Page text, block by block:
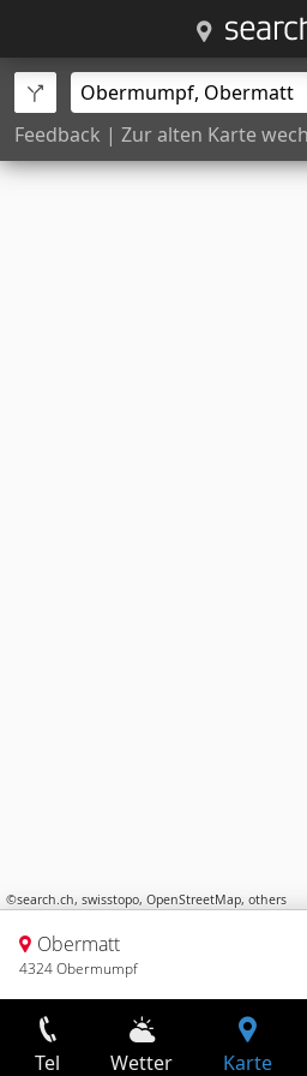
Feedback | Zur alten Karte
©search.ch, swisstopo, OpenStreetMap, others
Obermatt
4324 Obermumpf
Tel Wetter Karte